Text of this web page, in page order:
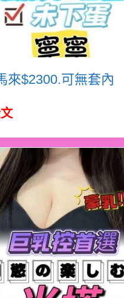
來$2300.可無套內